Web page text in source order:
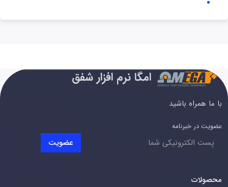
امگا نرم افزار شفق
با ما همراه باشید
عضویت در خبرنامه
عضویت
محصولات